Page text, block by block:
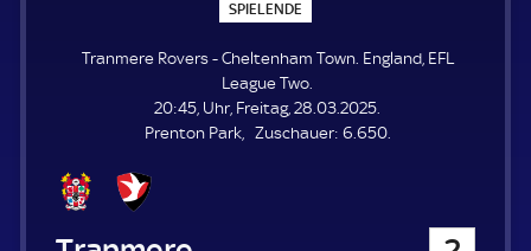
SPIELENDE
P
E
E
N
E
Tranmere Rovers - Cheltenham Town. England, EFL
League Two.
20:45, Uhr, Freitag, 28.03.2025.
Prenton Park
Zuschauer: Z
6.650.